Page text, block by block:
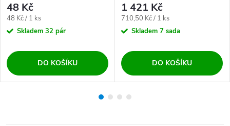
48 Kč
Měrná cena:
48 Kč / 1 ks
Skladem 32 pár
DO KOŠÍKU
1 421 Kč
Měrná cena:
710,50 Kč / 1 ks
Skladem 7 sada
DO KOŠÍKU